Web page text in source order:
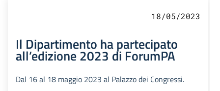
18/05/2023
Il Dipartimento ha partecipato
all’edizione 2023 di ForumPA
Dal 16 al 18 maggio 2023 al Palazzo dei Congressi.